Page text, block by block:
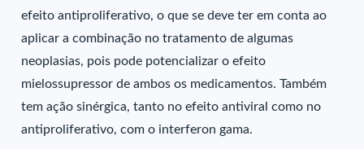
efeito antiproliferativo, o que se deve ter em conta ao
aplicar a combinação no tratamento de algumas
neoplasias, pois pode potencializar o efeito
mielossupressor de ambos os medicamentos. Também
tem ação sinérgica, tanto no efeito antiviral como no
antiproliferativo, com o interferon gama.